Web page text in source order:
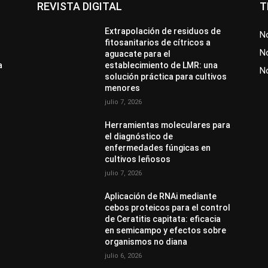
REVISTA DIGITAL
Extrapolación de residuos de
fitosanitarios de cítricos a
aguacate para el
establecimiento de LMR: una
solución práctica para cultivos
menores
julio 7, 2026
Herramientas moleculares para
el diagnóstico de
enfermedades fúngicas en
cultivos leñosos
julio 7, 2026
Aplicación de RNAi mediante
cebos proteicos para el control
de Ceratitis capitata: eficacia
en semicampo y efectos sobre
organismos no diana
julio 6, 2026